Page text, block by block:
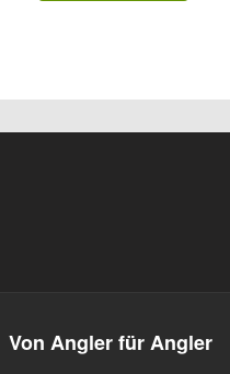
Von Angler für Angler